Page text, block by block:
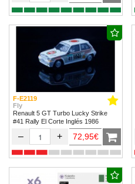
F-E2119
Fly
Renault 5 GT Turbo Lucky Strike
#41 Rally El Corte Inglés 1986
– + 72,95€